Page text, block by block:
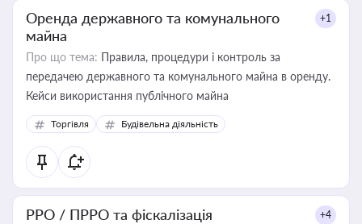
Оренда державного та комунального
майна
+1
Про що тема: Правила, процедури і контроль за
передачею державного та комунального майна в оренду.
Кейси використання публічного майна
Торгівля Будівельна діяльність
РРО / ПРРО та фіскалізація +4